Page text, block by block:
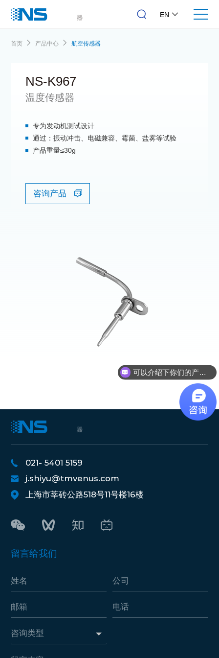
EN
首页 产品中心 航空传感器
NS-K967
温度传感器
专为发动机测试设计
通过：振动冲击、电磁兼容、霉菌、盐雾等试验
产品重量≤30g
咨询产品
021- 5401 5159
j.shiyu@tmvenus.com
上海市莘砖公路518号11号楼16楼
留言给我们
可以介绍下你们的产品么？